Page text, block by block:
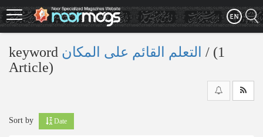
Skip
to
main
keyword
‎/ (1
Article)
Sort by Date